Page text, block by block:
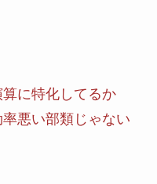
に特化してるか
悪い部類じゃない